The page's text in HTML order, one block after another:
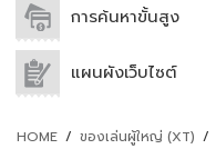
การค้นหาขั้นสูง
แผนผังเว็บไซต์
HOME / ของเล่นผู้ใหญ่ (XT) /